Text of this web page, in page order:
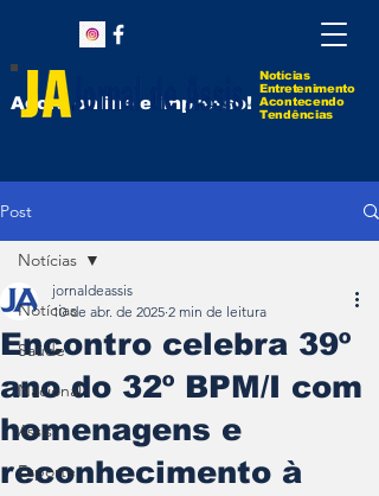
Notícias
Entretenimento
Acontecendo
Tendências
Agora online e impresso!
Post
Notícias
Saúde
Nacional
Assis
Esporte
Notícias
Encontro celebra 39º
ano do 32º BPM/I com
homenagens e
reconhecimento à
jornaldeassis
10 de abr. de 2025 2 min de leitura